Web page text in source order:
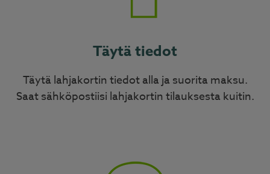
Täytä tiedot
Täytä lahjakortin tiedot alla ja suorita maksu.
Saat sähköpostiisi lahjakortin tilauksesta kuitin.